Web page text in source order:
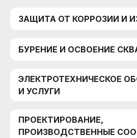
ЗАЩИТА ОТ КОРРОЗИИ И
БУРЕНИЕ И ОСВОЕНИЕ
ЭЛЕКТРОТЕХНИЧЕСКОЕ
И УСЛУГИ
ПРОЕКТИРОВАНИЕ,
ПРОИЗВОДСТВЕННЫЕ